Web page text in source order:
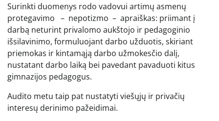
Surinkti duomenys rodo vadovui artimų asmenų
protegavimo – nepotizmo – apraiškas: priimant į
darbą neturint privalomo aukštojo ir pedagoginio
išsilavinimo, formuluojant darbo užduotis, skiriant
priemokas ir kintamąją darbo užmokesčio dalį,
nustatant darbo laiką bei pavedant pavaduoti kitus
gimnazijos pedagogus.
Audito metu taip pat nustatyti viešųjų ir privačių
interesų derinimo pažeidimai.